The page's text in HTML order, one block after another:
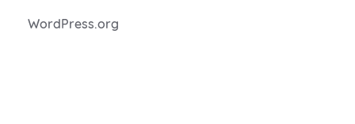
WordPress.org